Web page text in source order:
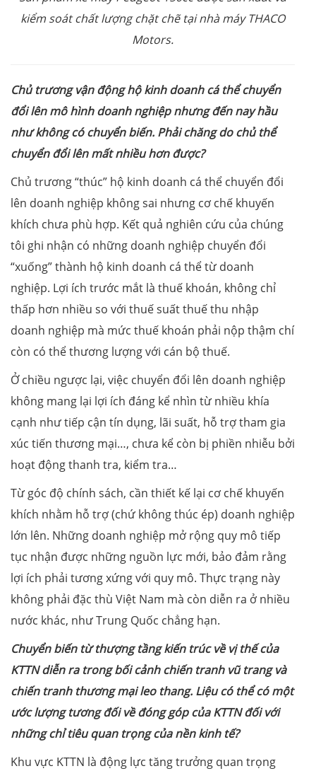
kiểm soát chất lượng chặt chẽ tại nhà máy THACO
Motors.
Chủ trương vận động hộ kinh doanh cá thể chuyển
đổi lên mô hình doanh nghiệp nhưng đến nay hầu
như không có chuyển biến. Phải chăng do chủ thể
chuyển đổi lên mất nhiều hơn được?
Chủ trương “thúc” hộ kinh doanh cá thể chuyển đổi
lên doanh nghiệp không sai nhưng cơ chế khuyến
khích chưa phù hợp. Kết quả nghiên cứu của chúng
tôi ghi nhận có những doanh nghiệp chuyển đổi
“xuống” thành hộ kinh doanh cá thể từ doanh
nghiệp. Lợi ích trước mắt là thuế khoán, không chỉ
thấp hơn nhiều so với thuế suất thuế thu nhập
doanh nghiệp mà mức thuế khoán phải nộp thậm chí
còn có thể thương lượng với cán bộ thuế.
Ở chiều ngược lại, việc chuyển đổi lên doanh nghiệp
không mang lại lợi ích đáng kể nhìn từ nhiều khía
cạnh như tiếp cận tín dụng, lãi suất, hỗ trợ tham gia
xúc tiến thương mại…, chưa kể còn bị phiền nhiễu bởi
hoạt động thanh tra, kiểm tra…
Từ góc độ chính sách, cần thiết kế lại cơ chế khuyến
khích nhằm hỗ trợ (chứ không thúc ép) doanh nghiệp
lớn lên. Những doanh nghiệp mở rộng quy mô tiếp
tục nhận được những nguồn lực mới, bảo đảm rằng
lợi ích phải tương xứng với quy mô. Thực trạng này
không phải đặc thù Việt Nam mà còn diễn ra ở nhiều
nước khác, như Trung Quốc chẳng hạn.
Chuyển biến từ thượng tầng kiến trúc về vị thế của
KTTN diễn ra trong bối cảnh chiến tranh vũ trang và
chiến tranh thương mại leo thang. Liệu có thể có một
ước lượng tương đối về đóng góp của KTTN đối với
những chỉ tiêu quan trọng của nền kinh tế?
Khu vực KTTN là động lực tăng trưởng quan trọng